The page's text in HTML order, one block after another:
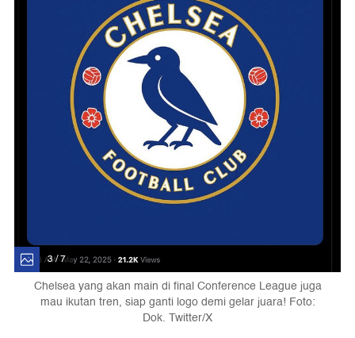
3 / 7
Chelsea yang akan main di final Conference League juga
mau ikutan tren, siap ganti logo demi gelar juara! Foto:
Dok. Twitter/X